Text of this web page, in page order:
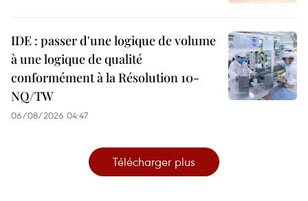
IDE : passer d'une logique de volume
à une logique de qualité
conformément à la Résolution 10-
NQ/TW
06/08/2026 04:47
Télécharger plus